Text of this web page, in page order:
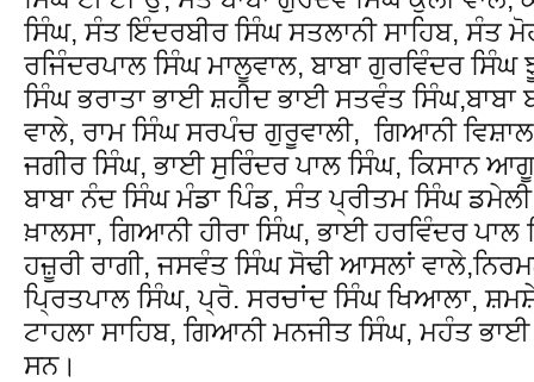
ਸਿੰਘ, ਸੰਤ ਇੰਦਰਬੀਰ ਸਿੰਘ ਸਤਲਾਨੀ ਸਾਹਿਬ, ਸੰਤ
ਰਜਿੰਦਰਪਾਲ ਸਿੰਘ ਮਾਲੂਵਾਲ, ਬਾਬਾ ਗੁਰਵਿੰਦਰ
ਸਿੰਘ ਭਰਾਤਾ ਭਾਈ ਸ਼ਹੀਦ ਭਾਈ ਸਤਵੰਤ ਸਿੰਘ,ਬਾਬਾ
ਵਾਲੇ, ਰਾਮ ਸਿੰਘ ਸਰਪੰਚ ਗੁਰੂਵਾਲੀ, ਗਿਆਨੀ
ਜਗੀਰ ਸਿੰਘ, ਭਾਈ ਸੁਰਿੰਦਰ ਪਾਲ ਸਿੰਘ, ਕਿਸਾਨ
ਬਾਬਾ ਨੰਦ ਸਿੰਘ ਮੰਡਾ ਪਿੰਡ, ਸੰਤ ਪ੍ਰੀਤਮ ਸਿੰਘ
ਖ਼ਾਲਸਾ, ਗਿਆਨੀ ਹੀਰਾ ਸਿੰਘ, ਭਾਈ ਹਰਵਿੰਦਰ
ਹਜ਼ੂਰੀ ਰਾਗੀ, ਜਸਵੰਤ ਸਿੰਘ ਸੋਢੀ ਆਸਲਾਂ
ਪ੍ਰਿਤਪਾਲ ਸਿੰਘ, ਪ੍ਰੋ. ਸਰਚਾਂਦ ਸਿੰਘ ਖਿਆਲਾ,
ਟਾਹਲਾ ਸਾਹਿਬ, ਗਿਆਨੀ ਮਨਜੀਤ ਸਿੰਘ, ਮਹੰਤ
ਸਨ।